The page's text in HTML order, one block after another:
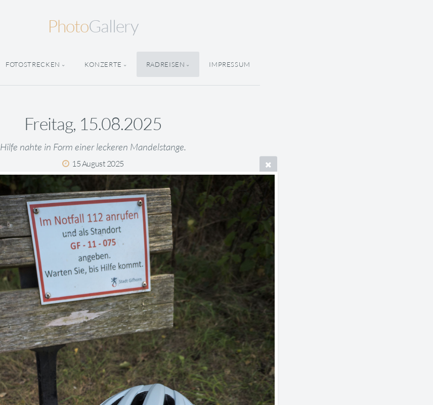
PhotoGallery
FOTOSTRECKEN KONZERTE RADREISEN IMPRESSUM
Freitag, 15.08.2025
Hilfe nahte in Form einer leckeren Mandelstange.
15 August 2025